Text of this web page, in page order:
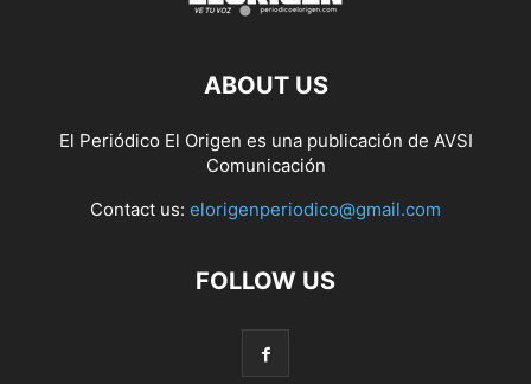
ABOUT US
El Periódico El Origen es una publicación de AVSI
Comunicación
Contact us: elorigenperiodico@gmail.com
FOLLOW US